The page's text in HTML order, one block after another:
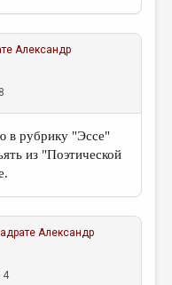
Александр
в рубрику "Эссе"
из "Поэтической
Александр